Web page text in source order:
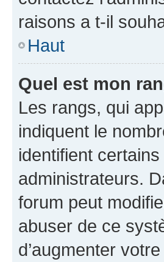
raisons a t-il
Haut
Quel est mon
Les rangs, qui
indiquent le
identifient
administrateurs.
forum peut
abuser de ce
d’augmenter